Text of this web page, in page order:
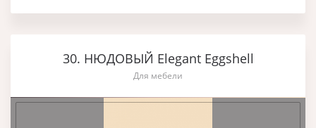
30. НЮДОВЫЙ Elegant Eggshell
Для мебели